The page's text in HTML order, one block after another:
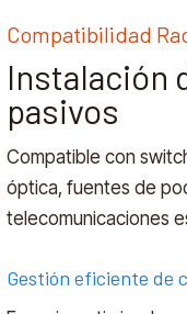
Compatibilidad
Instalación
pasivos
Compatible con
óptica, fuentes de
telecomunicaciones
Gestión eficiente de